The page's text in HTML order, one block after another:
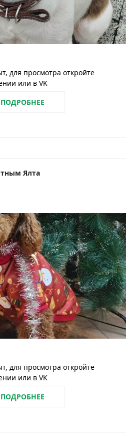
для просмотра откройте
или в VK
ПОДРОБНЕЕ
Ялта
для просмотра откройте
или в VK
ПОДРОБНЕЕ